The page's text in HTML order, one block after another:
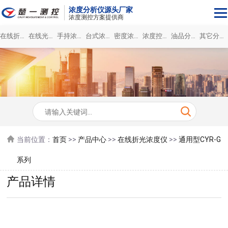
浓度分析仪源头厂家
浓度测控方案提供商
在线折光浓度仪 在线光谱浓度仪 手持浓度计 台式浓度分析仪 密度浓度仪 浓度控制系统 油品分析仪 其它分析仪
当前位置：首页 >> 产品中心 >>在线折光浓度仪 >>通用型CYR-G
系列
产品详情